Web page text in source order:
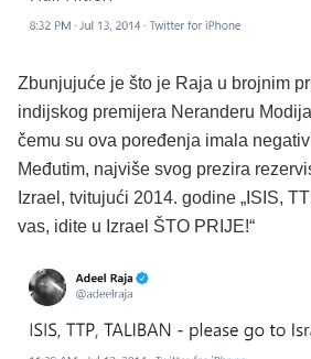
Zbunjujuće je što je Raja u brojnim
indijskog premijera Neranderu
čemu su ova poređenja imala
Međutim, najviše svog prezira
Izrael, tvitujući 2014. godine „ISIS,
vas, idite u Izrael ŠTO PRIJE!“